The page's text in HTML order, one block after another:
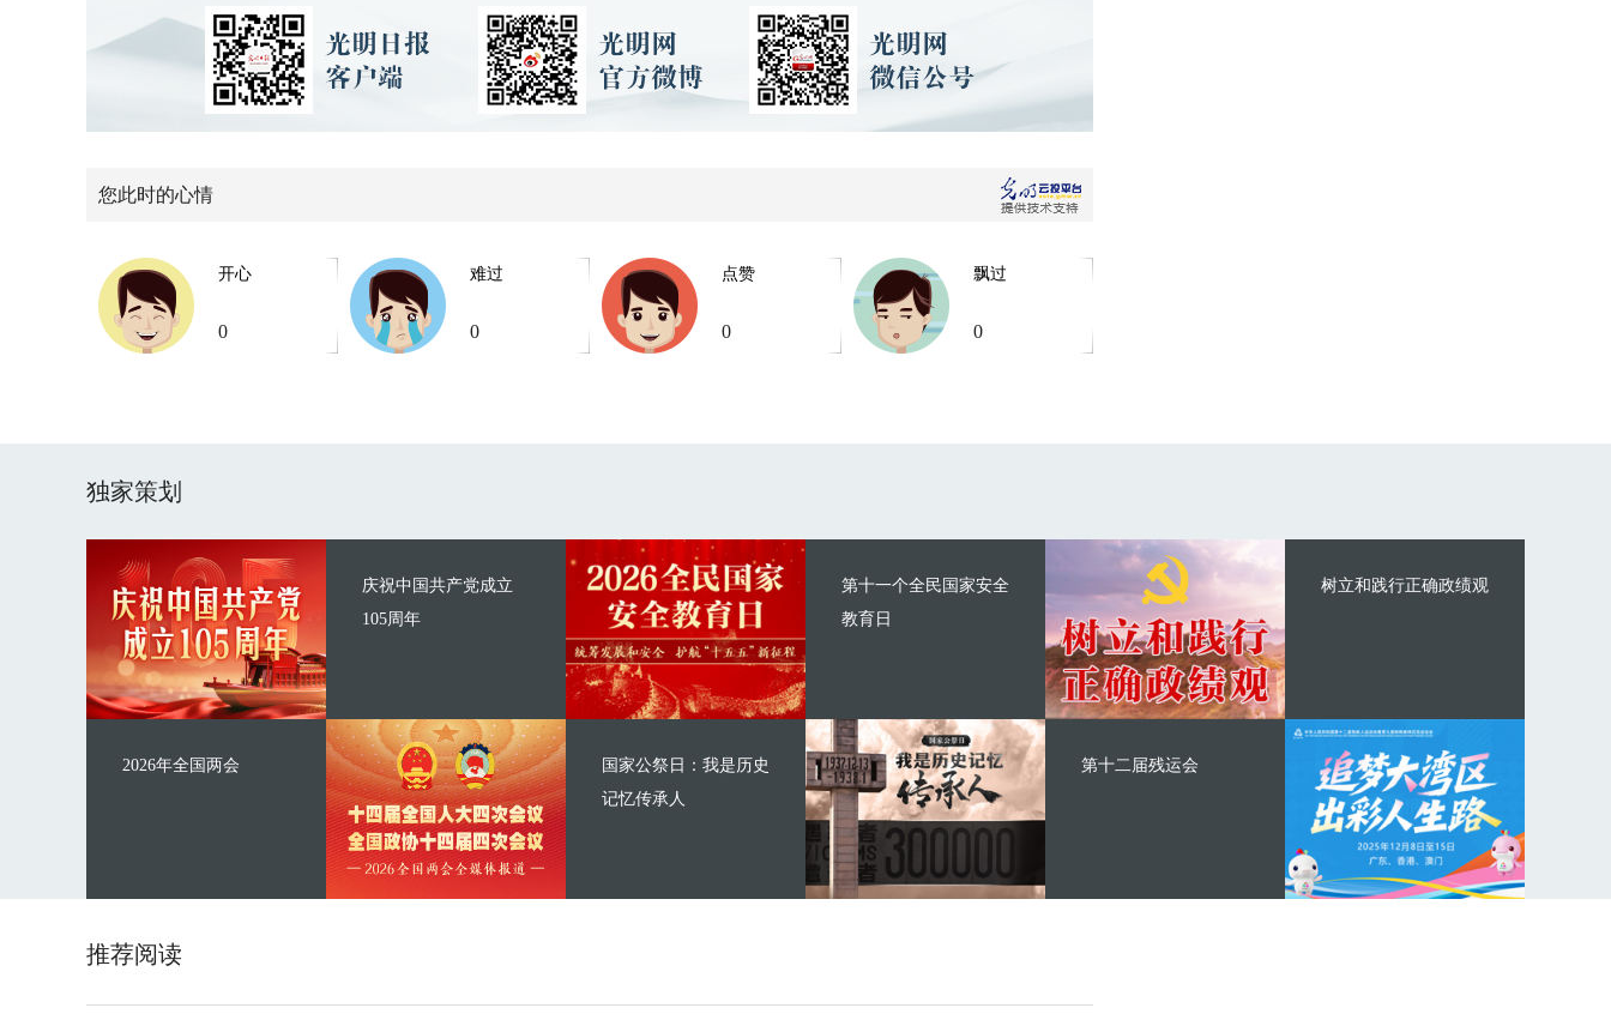
您此时的心情
开心
0
难过
0
点赞
0
飘过
0
独家策划
庆祝中国共产党成立
105周年
2026年全国两会
第十一个全民国家安全
教育日
国家公祭日：我是历史
记忆传承人
树立和践行正确政绩观
第十二届残运会
推荐阅读